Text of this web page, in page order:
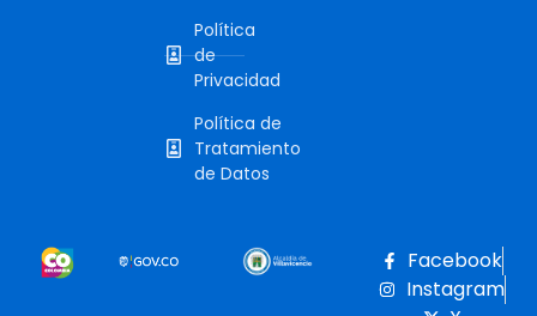
Política
de
Privacidad
Política de
Tratamiento
de Datos
Facebook
Instagram